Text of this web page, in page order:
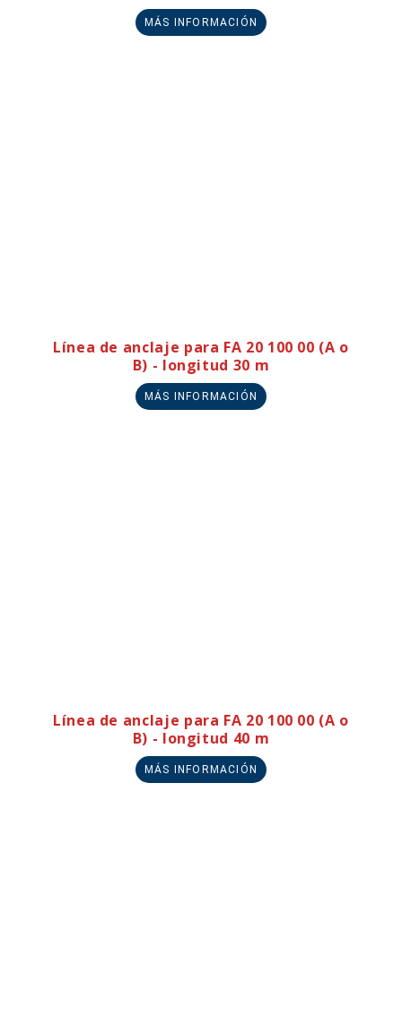
MÁS INFORMACIÓN
Línea de anclaje para FA 20 100 00 (A o
B) - longitud 30 m
MÁS INFORMACIÓN
Línea de anclaje para FA 20 100 00 (A o
B) - longitud 40 m
MÁS INFORMACIÓN